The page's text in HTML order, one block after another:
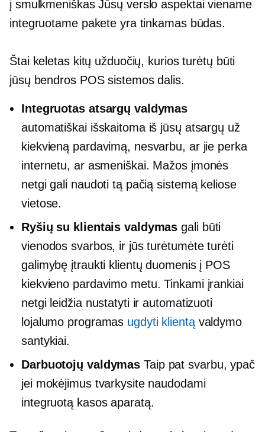
į smulkmeniškasJūsų verslo aspektai viename
integruotame pakete yra tinkamas būdas.
Štai keletas kitų užduočių, kurios turėtų būti
jūsų bendros POS sistemos dalis.
Integruotas atsargų valdymas
automatiškai išskaitoma iš jūsų atsargų už
kiekvieną pardavimą, nesvarbu, ar jie perka
internetu, ar asmeniškai. Mažos įmonės
netgi gali naudoti tą pačią sistemą keliose
vietose.
Ryšių su klientais valdymas gali būti
vienodos svarbos, ir jūs turėtumėte turėti
galimybę įtraukti klientų duomenis į POS
kiekvieno pardavimo metu. Tinkami įrankiai
netgi leidžia nustatyti ir automatizuoti
lojalumo programas ugdyti klientąvaldymo
santykiai.
Darbuotojų valdymas Taip pat svarbu, ypač
jei mokėjimus tvarkysite naudodami
integruotą kasos aparatą.